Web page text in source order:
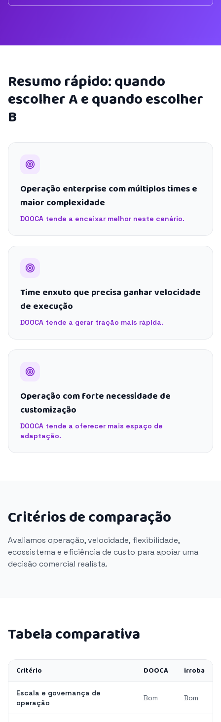
Resumo rápido: quando
escolher A e quando escolher
B
Operação enterprise com múltiplos times e
maior complexidade
DOOCA tende a encaixar melhor neste cenário.
Time enxuto que precisa ganhar velocidade
de execução
DOOCA tende a gerar tração mais rápida.
Operação com forte necessidade de
customização
DOOCA tende a oferecer mais espaço de
adaptação.
Critérios de comparação
Avaliamos operação, velocidade, flexibilidade,
ecossistema e eficiência de custo para apoiar uma
decisão comercial realista.
Tabela comparativa
Critério DOOCA irroba
Escala e governança de
operação
Bom Bom